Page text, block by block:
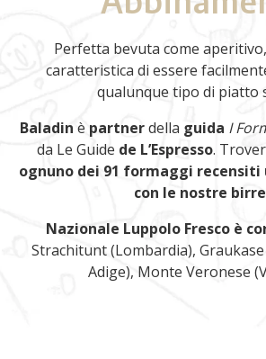
Perfetta bevuta come
caratteristica di essere
qualunque tipo di piatto
Baladin è partnerdella guida I
da Le Guide de L’Espresso.
ognuno dei 91 formaggi
con le nostre birre
Nazionale Luppolo Fresco è
Strachitunt (Lombardia),
Adige), Monte Veronese